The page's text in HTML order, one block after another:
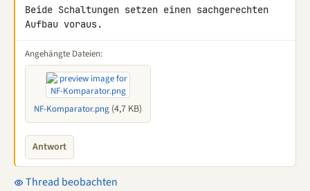
Beide Schaltungen setzen einen sachgerechten
Aufbau voraus.
Angehängte Dateien:
NF-Komparator.png (4,7 KB)
Antwort
Thread beobachten